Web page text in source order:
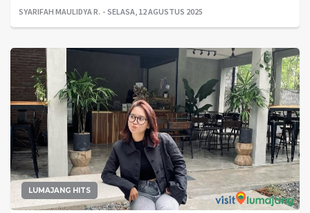
SYARIFAH MAULIDYA R. SELASA, 12 AGUSTUS 2025
LUMAJANG HITS